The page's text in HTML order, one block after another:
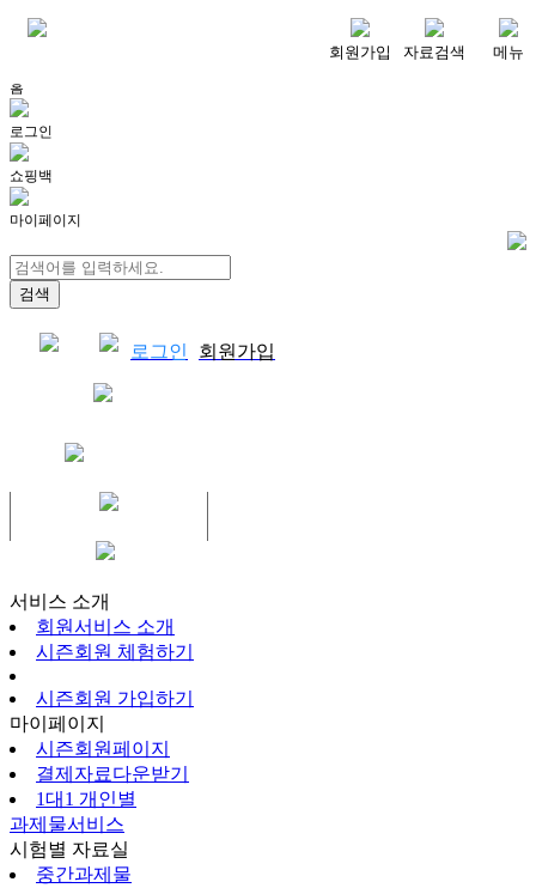
회원가입 자료검색 메뉴
홈
로그인
쇼핑백
마이페이지
로그인 회원가입
서비스 소개
회원서비스 소개
시즌회원 체험하기
시즌회원 가입하기
마이페이지
시즌회원페이지
결제자료다운받기
1대1 개인별
과제물서비스
시험별 자료실
중간과제물